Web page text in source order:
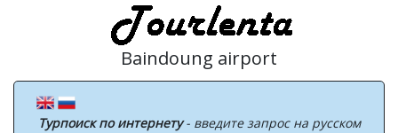
Baindoung airport
Турпоиск по интернету- введите запрос на русском